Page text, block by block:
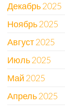
Декабрь 2025
Ноябрь 2025
Август 2025
Июль 2025
Май 2025
Апрель 2025